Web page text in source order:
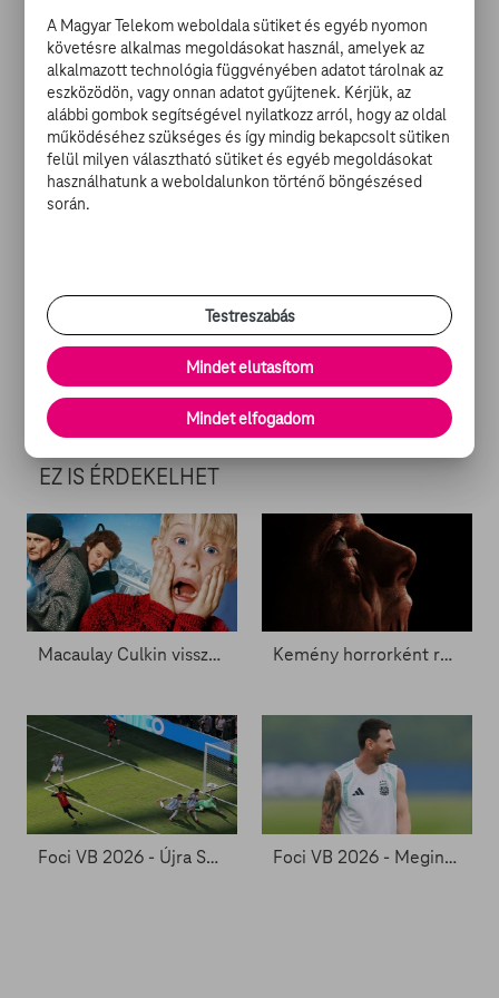
e majd őt valaha.
A válasz igen, legalábbis aThe Hollywood Reporterszerint, sőt,
már az is megvan, ki fogja játszani: Temuera Morrison, aki A
klónok támadásában Boba Fett apját, Jango Fettet játszotta.
Nem most fogja magát először kipróbálni ebben a szerepben,
ugyanis már több videojátékban kölcsönözte Bobának a hangját.
A The Mandalorian második évada idén ősszel érkezhet,
egyelőre a járványhelyzet nem befolyásolja a premiert, mivel
még márciusban sikerült befejezniük a jelenetek rögzítését.
AJÁNLATAINK
EZ IS ÉRDEKELHET
Macaulay Culkin visszatérhet Kevinként - Zacc nélkül 2096. Kemény horrorként rúghatja be az ajtót Agyagpofa - Zacc nélkül 2093.
Foci VB 2026 - Újra Spanyolország a futballvilág trónján Foci VB 2026 - Megint a végén jön a dráma?
A Magyar Telekom weboldala sütiket és egyéb nyomon
követésre alkalmas megoldásokat használ, amelyek az
alkalmazott technológia függvényében adatot tárolnak az
eszközödön, vagy onnan adatot gyűjtenek. Kérjük, az
alábbi gombok segítségével nyilatkozz arról, hogy az oldal
működéséhez szükséges és így mindig bekapcsolt sütiken
felül milyen választható sütiket és egyéb megoldásokat
használhatunk a weboldalunkon történő böngészésed
során.
Testreszabás
Mindet elutasítom
Mindet elfogadom